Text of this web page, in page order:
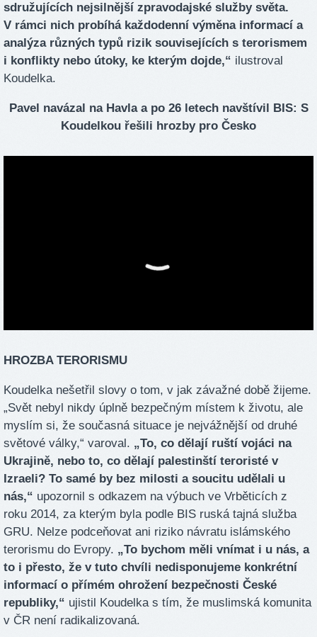
sdružujících nejsilnější zpravodajské služby světa.
V rámci nich probíhá každodenní výměna informací a
analýza různých typů rizik souvisejících s terorismem
i konflikty nebo útoky, ke kterým dojde,“ ilustroval
Koudelka.
Pavel navázal na Havla a po 26 letech navštívil BIS: S
Koudelkou řešili hrozby pro Česko
HROZBA TERORISMU
Koudelka nešetřil slovy o tom, v jak závažné době žijeme.
„Svět nebyl nikdy úplně bezpečným místem k životu, ale
myslím si, že současná situace je nejvážnější od druhé
světové války,“ varoval. „To, co dělají ruští vojáci na
Ukrajině, nebo to, co dělají palestinští teroristé v
Izraeli? To samé by bez milosti a soucitu udělali u
nás,“ upozornil s odkazem na výbuch ve Vrběticích z
roku 2014, za kterým byla podle BIS ruská tajná služba
GRU. Nelze podceňovat ani riziko návratu islámského
terorismu do Evropy. „To bychom měli vnímat i u nás, a
to i přesto, že v tuto chvíli nedisponujeme konkrétní
informací o přímém ohrožení bezpečnosti České
republiky,“ ujistil Koudelka s tím, že muslimská komunita
v ČR není radikalizovaná.